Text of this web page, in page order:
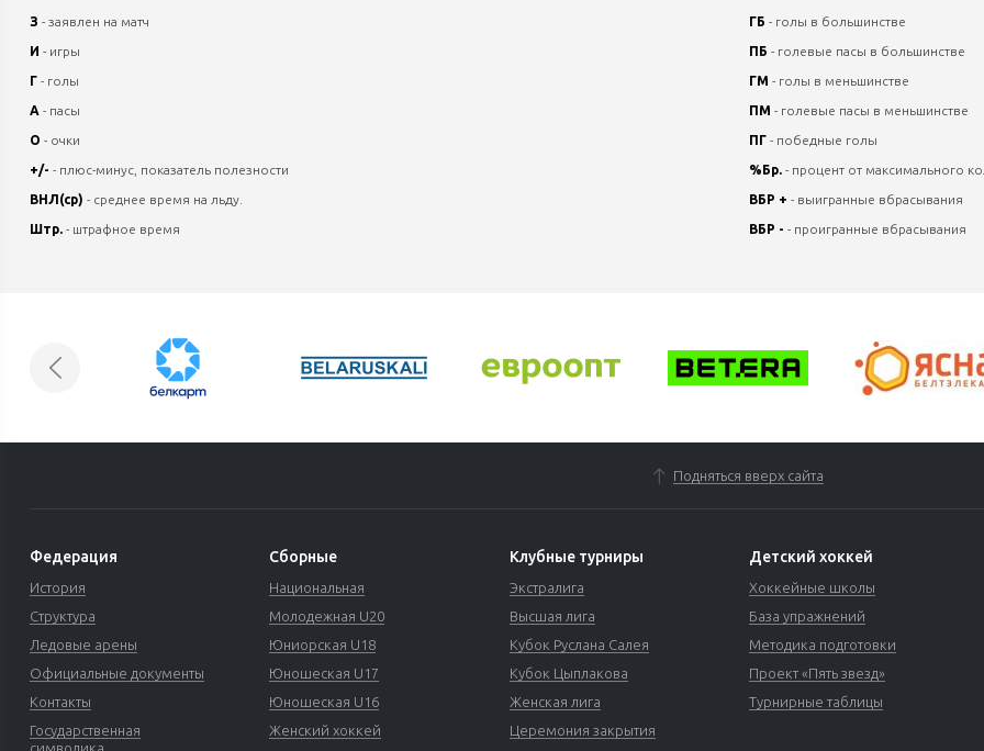
З - заявлен на матч
И - игры
Г - голы
А - пасы
О - очки
+/- - плюс-минус, показатель полезности
ВНЛ(ср) - среднее время на льду.
Штр. - штрафное время
ГБ - голы в большинстве
ПБ - голевые пасы в большинстве
ГМ - голы в меньшинстве
ПМ - голевые пасы в меньшинстве
ПГ - победные голы
%Бр. - процент от максимального
ВБР + - выигранные вбрасывания
ВБР - - проигранные вбрасывания
Подняться вверх сайта
Федерация
История
Структура
Ледовые арены
Официальные документы
Контакты
Государственная
символика
Сборные
Национальная
Молодежная U20
Юниорская U18
Юношеская U17
Юношеская U16
Женский хоккей
Клубные турниры
Экстралига
Высшая лига
Кубок Руслана Салея
Кубок Цыплакова
Женская лига
Церемония закрытия
Детский хоккей
Хоккейные школы
База упражнений
Методика подготовки
Проект «Пять звезд»
Турнирные таблицы